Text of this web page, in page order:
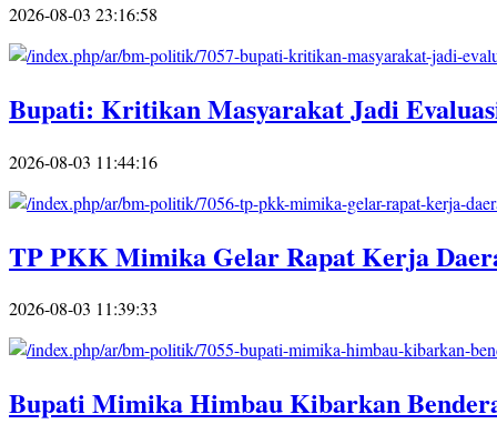
2026-08-03 23:16:58
Bupati: Kritikan Masyarakat Jadi
2026-08-03 11:44:16
TP PKK Mimika Gelar Rapat Kerja
2026-08-03 11:39:33
Bupati Mimika Himbau Kibarkan